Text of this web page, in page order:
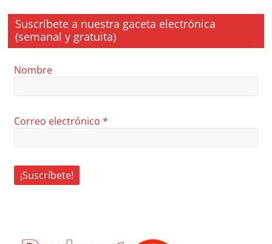
Suscríbete a nuestra gaceta electrónica
(semanal y gratuita)
Nombre
Correo electrónico*